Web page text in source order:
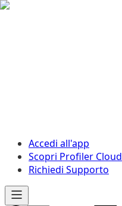
Accedi all'app
Scopri Profiler Cloud
Richiedi Supporto